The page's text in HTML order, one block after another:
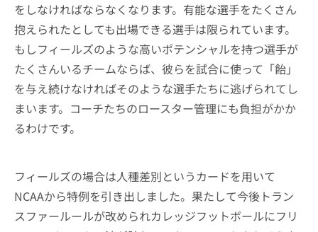
をしなければならなくなります。有能な選手をたくさん
抱えられたとしても出場できる選手は限られています。
もしフィールズのような高いポテンシャルを持つ選手が
たくさんいるチームならば、彼らを試合に使って「飴」
を与え続けなければそのような選手たちに逃げられてし
まいます。コーチたちのロースター管理にも負担がかか
るわけです。
フィールズの場合は人種差別というカードを用いて
NCAAから特例を引き出しました。果たして今後トラン
スファールールが改められカレッジフットボールにフリ